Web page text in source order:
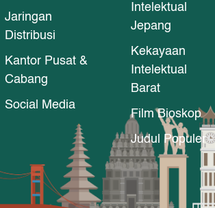
Jaringan
Distribusi
Kantor Pusat &
Cabang
Social Media
Intelektual
Jepang
Kekayaan
Intelektual
Barat
Film Bioskop
Judul Populer